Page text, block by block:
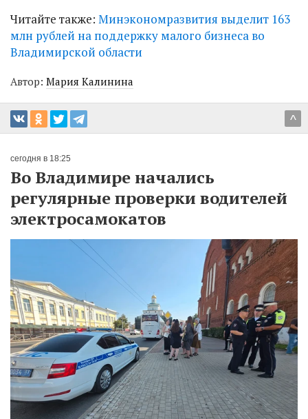
Читайте также: Минэкономразвития выделит 163
млн рублей на поддержку малого бизнеса во
Владимирской области
Автор: Мария Калинина
^
сегодня в 18:25
Во Владимире начались
регулярные проверки водителей
электросамокатов